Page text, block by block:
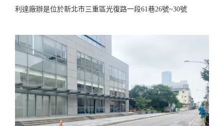
利達廠辦是位於新北市三重區光復路一段61巷26號~30號